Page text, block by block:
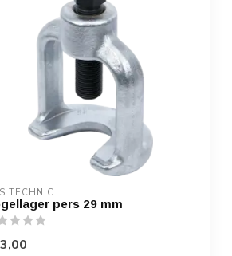
TECHNIC
pers 29 mm